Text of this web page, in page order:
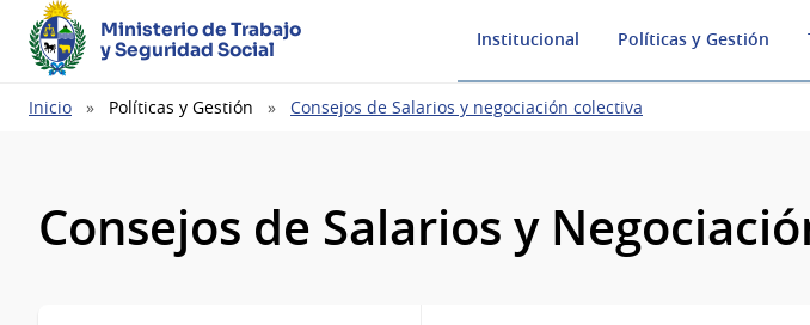
Ministerio de Trabajo
y Seguridad Social
Institucional Políticas y Gestión
Ruta
Inicio Políticas y Gestión Consejos de Salarios y negociación colectiva
Consejos de Salarios y